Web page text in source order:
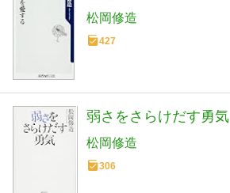
松岡修造
427
弱さをさらけだす勇気
松岡修造
306